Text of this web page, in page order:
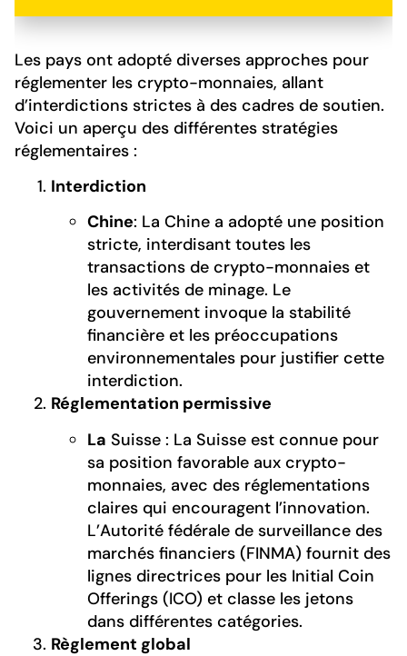
Les pays ont adopté diverses approches pour
réglementer les crypto-monnaies, allant
d’interdictions strictes à des cadres de soutien.
Voici un aperçu des différentes stratégies
réglementaires :
Interdiction
Chine: La Chine a adopté une position
stricte, interdisant toutes les
transactions de crypto-monnaies et
les activités de minage. Le
gouvernement invoque la stabilité
financière et les préoccupations
environnementales pour justifier cette
interdiction.
Réglementation permissive
La Suisse : La Suisse est connue pour
sa position favorable aux crypto-
monnaies, avec des réglementations
claires qui encouragent l’innovation.
L’Autorité fédérale de surveillance des
marchés financiers (FINMA) fournit des
lignes directrices pour les Initial Coin
Offerings (ICO) et classe les jetons
dans différentes catégories.
Règlement global